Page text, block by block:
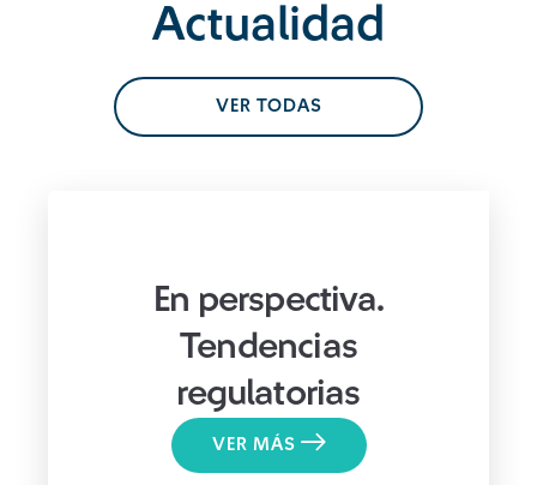
Actualidad
VER TODAS
En perspectiva.
Tendencias
regulatorias
VER MÁS